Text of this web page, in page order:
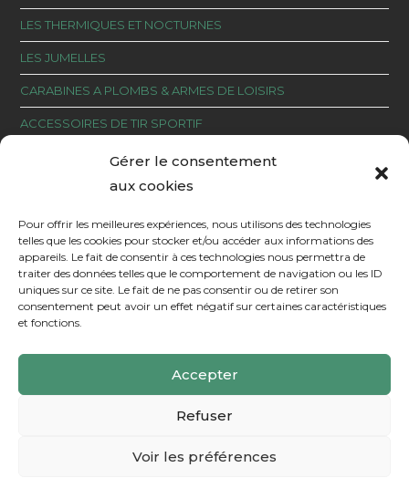
Gérer le consentement
aux cookies
Pour offrir les meilleures expériences, nous utilisons des technologies
telles que les cookies pour stocker et/ou accéder aux informations des
appareils. Le fait de consentir à ces technologies nous permettra de
traiter des données telles que le comportement de navigation ou les ID
uniques sur ce site. Le fait de ne pas consentir ou de retirer son
consentement peut avoir un effet négatif sur certaines caractéristiques
et fonctions.
Accepter
Refuser
Voir les préférences
LES THERMIQUES ET NOCTURNES
LES JUMELLES
CARABINES A PLOMBS & ARMES DE LOISIRS
ACCESSOIRES DE TIR SPORTIF
CROSSES ET PLAQUETTES ARME DE POING
Charmes 88
03 29 37 26 95
du Mardi au Samedi 9h-12h et 14h-19h
(le samedi 18h)
AUBIENALLER.COM